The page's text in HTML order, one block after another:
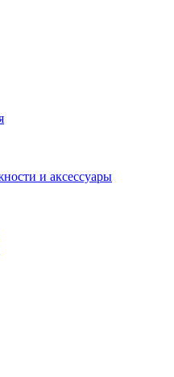
и аксессуары